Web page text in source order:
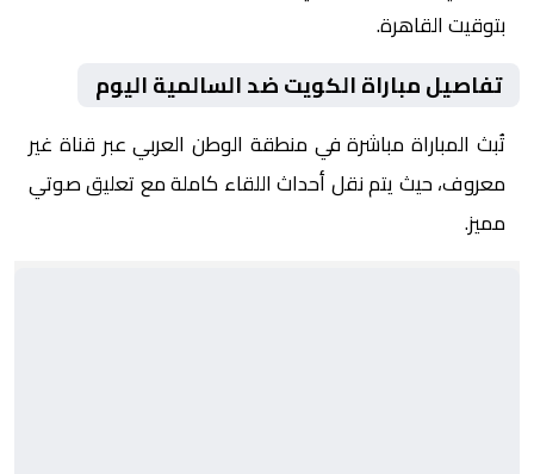
بتوقيت القاهرة.
تفاصيل مباراة الكويت ضد السالمية اليوم
تُبث المباراة مباشرة في منطقة الوطن العربي عبر قناة غير
معروف، حيث يتم نقل أحداث اللقاء كاملة مع تعليق صوتي
مميز.